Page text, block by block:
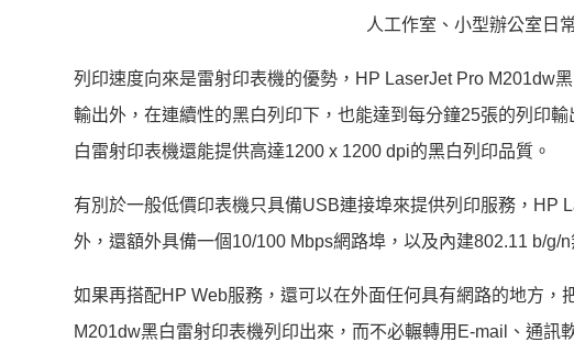
人工作室、小型辦公室日
列印速度向來是雷射印表機的優勢，HP LaserJet Pro M201dw
輸出外，在連續性的黑白列印下，也能達到每分鐘25張的列印
白雷射印表機還能提供高達1200 x 1200 dpi的黑白列印品質。
有別於一般低價印表機只具備USB連接埠來提供列印服務，HP
外，還額外具備一個10/100 Mbps網路埠，以及內建802.11 b/g/
如果再搭配HP Web服務，還可以在外面任何具有網路的地方
M201dw黑白雷射印表機列印出來，而不必輾轉用E-mail、通訊